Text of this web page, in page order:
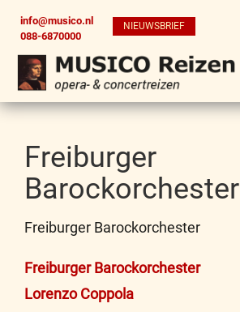
info@musico.nl
088-6870000
NIEUWSBRIEF
Freiburger
Barockorchester
Freiburger Barockorchester
Bericht
navigatie
Freiburger Barockorchester
Lorenzo Coppola